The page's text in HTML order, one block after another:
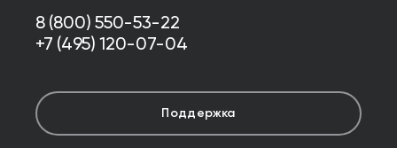
8 (800) 550-53-22
+7 (495) 120-07-04
Поддержка